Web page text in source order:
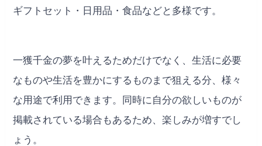
ギフトセット・日用品・食品などと多様です。
一獲千金の夢を叶えるためだけでなく、生活に必要
なものや生活を豊かにするものまで狙える分、様々
な用途で利用できます。同時に自分の欲しいものが
掲載されている場合もあるため、楽しみが増すでし
ょう。